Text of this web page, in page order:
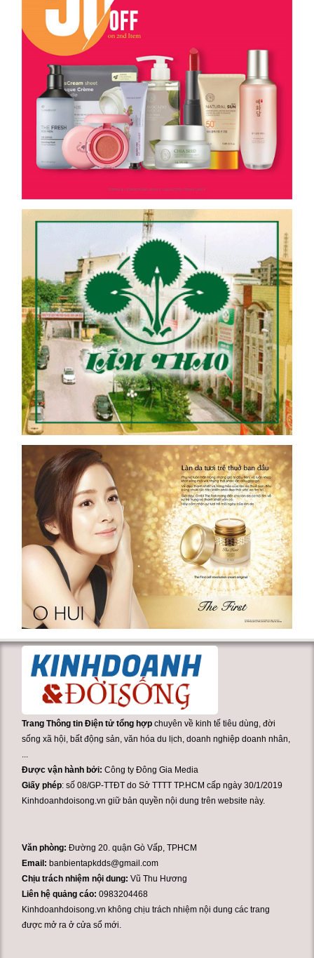
Trang Thông tin Điện tử tổng hợp chuyên về kinh tế tiêu dùng, đời
sống xã hội, bất động sản, văn hóa du lịch, doanh nghiệp doanh nhân,
Được vận hành bởi:Công ty Đông Gia Media
Giấy phép: số 08/GP-TTĐT do Sở TTTT TP.HCM cấp ngày 30/1/2019
Kinhdoanhdoisong.vn giữ bản quyền nội dung trên website này.
Văn phòng:Đường 20. quận Gò Vấp, TPHCM
Email: banbientapkdds@gmail.com
Chịu trách nhiệm nội dung: Vũ Thu Hương
Liên hệ quảng cáo:0983204468
Kinhdoanhdoisong.vn không chịu trách nhiệm nội dung các trang
được mở ra ở cửa sổ mới.